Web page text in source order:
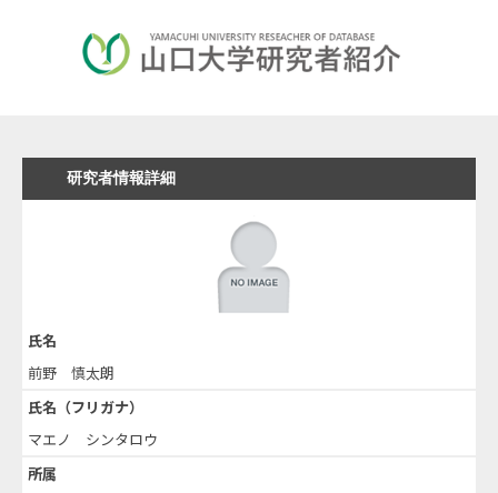
研究者情報詳細
氏名
前野 慎太朗
氏名（フリガナ）
マエノ シンタロウ
所属